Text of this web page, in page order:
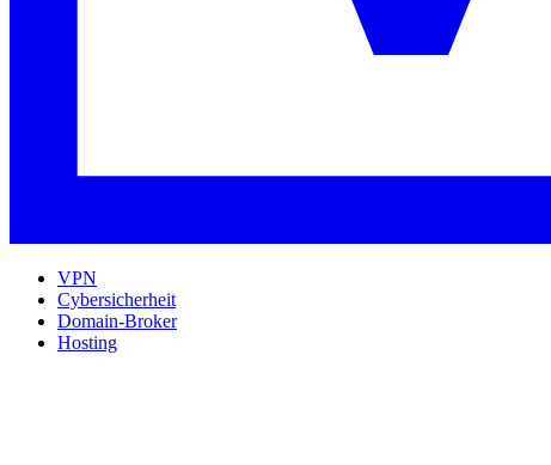
VPN
Cybersicherheit
Domain-Broker
Hosting